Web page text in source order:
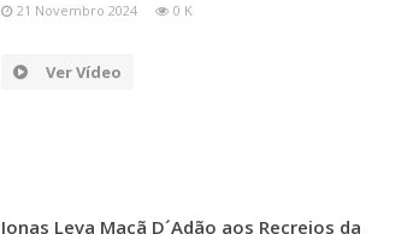
21 Novembro 2024 0 K
Ver Vídeo
Jonas Leva Maçã D´Adão aos Recreios da